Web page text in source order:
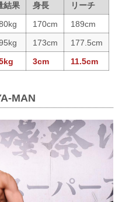
結果 身長
リーチ
170cm
189cm
173cm
177.5cm
3cm 11.5cm
MAN